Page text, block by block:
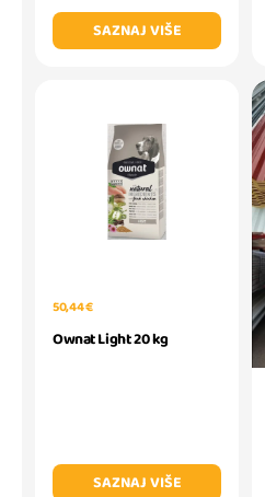
SAZNAJ VIŠE
50,44 €
Ownat Light 20 kg
SAZNAJ VIŠE